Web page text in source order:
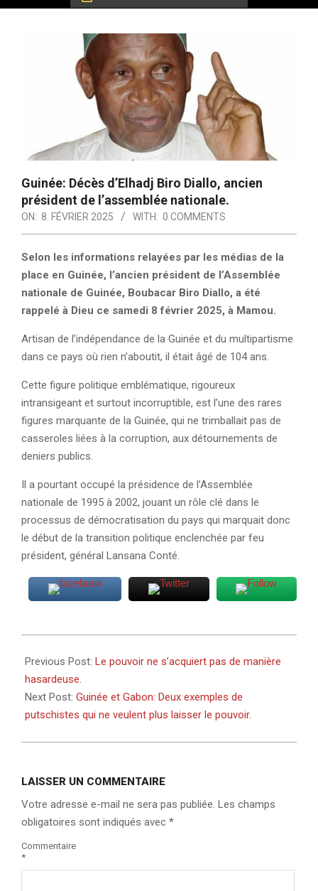
Guinée: Décès d’Elhadj Biro Diallo, ancien
président de l’assemblée nationale.
ON: 8. FÉVRIER 2025 WITH: 0 COMMENTS
Selon les informations relayées par les médias de la
place en Guinée, l’ancien président de l’Assemblée
nationale de Guinée, Boubacar Biro Diallo, a été
rappelé à Dieu ce samedi 8 février 2025, à Mamou.
Artisan de l’indépendance de la Guinée et du multipartisme
dans ce pays où rien n’aboutit, il était âgé de 104 ans.
Cette figure politique emblématique, rigoureux
intransigeant et surtout incorruptible, est l’une des rares
figures marquante de la Guinée, qui ne trimballait pas de
casseroles liées à la corruption, aux détournements de
deniers publics.
Il a pourtant occupé la présidence de l’Assemblée
nationale de 1995 à 2002, jouant un rôle clé dans le
processus de démocratisation du pays qui marquait donc
le début de la transition politique enclenchée par feu
président, général Lansana Conté.
02-
08
Previous Post: Le pouvoir ne s’acquiert pas de manière
hasardeuse.
Next Post: Guinée et Gabon: Deux exemples de
putschistes qui ne veulent plus laisser le pouvoir.
LAISSER UN COMMENTAIRE
Votre adresse e-mail ne sera pas publiée. Les champs
obligatoires sont indiqués avec *
Commentaire
*